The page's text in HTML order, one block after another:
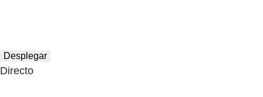
Desplegar
Directo